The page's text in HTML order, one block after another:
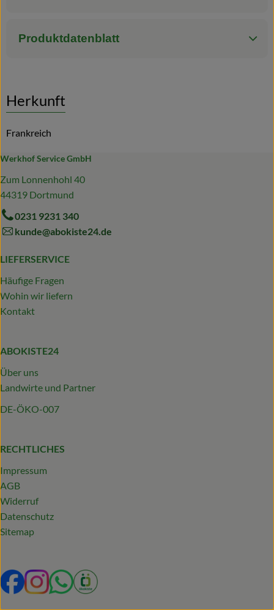
Produktdatenblatt
Herkunft
Frankreich
Werkhof Service GmbH
Zum Lonnenhohl 40
44319 Dortmund
0231 9231 340
kunde@abokiste24.de
LIEFERSERVICE
Häufige Fragen
Wohin wir liefern
Kontakt
ABOKISTE24
Über uns
Landwirte und Partner
DE-ÖKO-007
RECHTLICHES
Impressum
AGB
Widerruf
Datenschutz
Sitemap
Externer Link zu https://www.facebook.com/
Externer Link zu https://www.instagram.com/
Externer Link zu https://wa.me/492319231340
Externer Link zu https://